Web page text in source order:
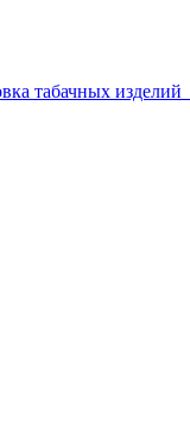
табачных изделий